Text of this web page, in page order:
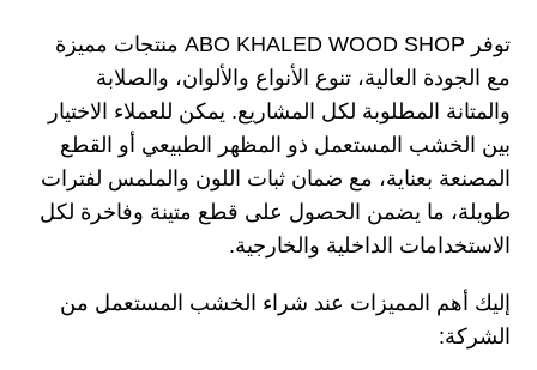
توفر ABO KHALED WOOD SHOP منتجات مميزة
مع الجودة العالية، تنوع الأنواع والألوان، والصلابة
والمتانة المطلوبة لكل المشاريع. يمكن للعملاء الاختيار
بين الخشب المستعمل ذو المظهر الطبيعي أو القطع
المصنعة بعناية، مع ضمان ثبات اللون والملمس لفترات
طويلة، ما يضمن الحصول على قطع متينة وفاخرة لكل
الاستخدامات الداخلية والخارجية.
إليك أهم المميزات عند شراء الخشب المستعمل من
الشركة: